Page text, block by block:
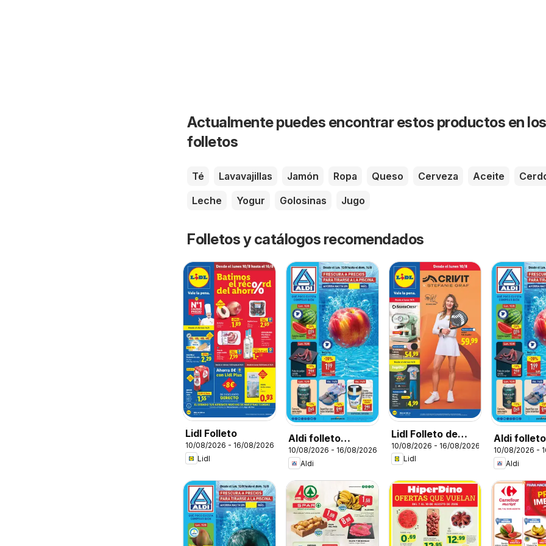
Actualmente puedes encontrar estos productos en los
folletos
Té Lavavajillas Jamón Ropa Queso Cerveza Aceite
Leche
Yogur Golosinas Jugo
Folletos y catálogos recomendados
Lidl Folleto
10/08/2026 - 16/08/2026
Lidl
Aldi folleto
Península
10/08/2026 - 16/08/2026
Aldi
Lidl Folleto de
bazar
10/08/2026 - 16/08/2026
Lidl
Aldi folleto
Baleares
10/08/2026 -
Aldi